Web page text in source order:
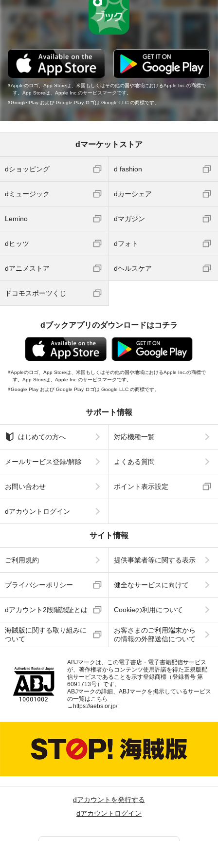
Appleのロゴ、App Storeは、米国もしくはその他の国や地域におけるApple Inc.の商標で
す。App Storeは、Apple Inc.のサービスマークです。
Google Play および Google Play ロゴは Google LLC の商標です。
dマーケットストア
dショッピング d fashion
dミュージック dカーシェア
Lemino dマガジン
dヒッツ dフォト
dアニメストア dヘルスケア
ドコモスポーツくじ
dブックアプリのダウンロードはコチラ
Appleのロゴ、App Storeは、米国もしくはその他の国や地域におけるApple Inc.の商標で
す。App Storeは、Apple Inc.のサービスマークです。
Google Play および Google Play ロゴは Google LLC の商標です。
サポート情報
はじめての方へ 対応機種一覧
メールサービス登録/解除 よくある質問
お問い合わせ ポイント表示設定
dアカウントログイン
サイト情報
ご利用規約 提供事業者等に関する表示
プライバシーポリシー 健全なサービスに向けて
dアカウント2段階認証とは Cookieの利用について
海賊版に関する取り組みに
ついて
お客さまのご利用端末から
の情報の外部送信について
ABJマークは、この電子書店・電子書籍配信サービス
が、著作権者からコンテンツ使用許諾を得た正規版配
信サービスであることを示す登録商標（登録番号 第
6091713号）です。
ABJマークの詳細、ABJマークを掲示しているサービス
の一覧はこちら
→ https://aebs.or.jp/
dアカウントを発行する
dアカウントログイン